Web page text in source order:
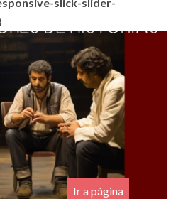
Ir a página